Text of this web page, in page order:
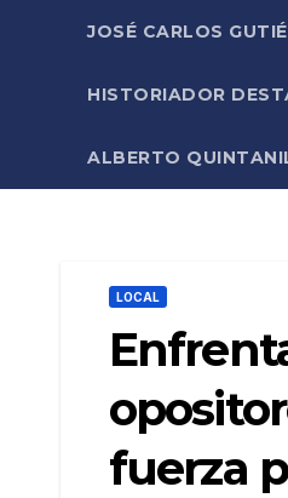
JOSÉ CARLOS
HISTORIADOR
ALBERTO
LOCAL
fuerza